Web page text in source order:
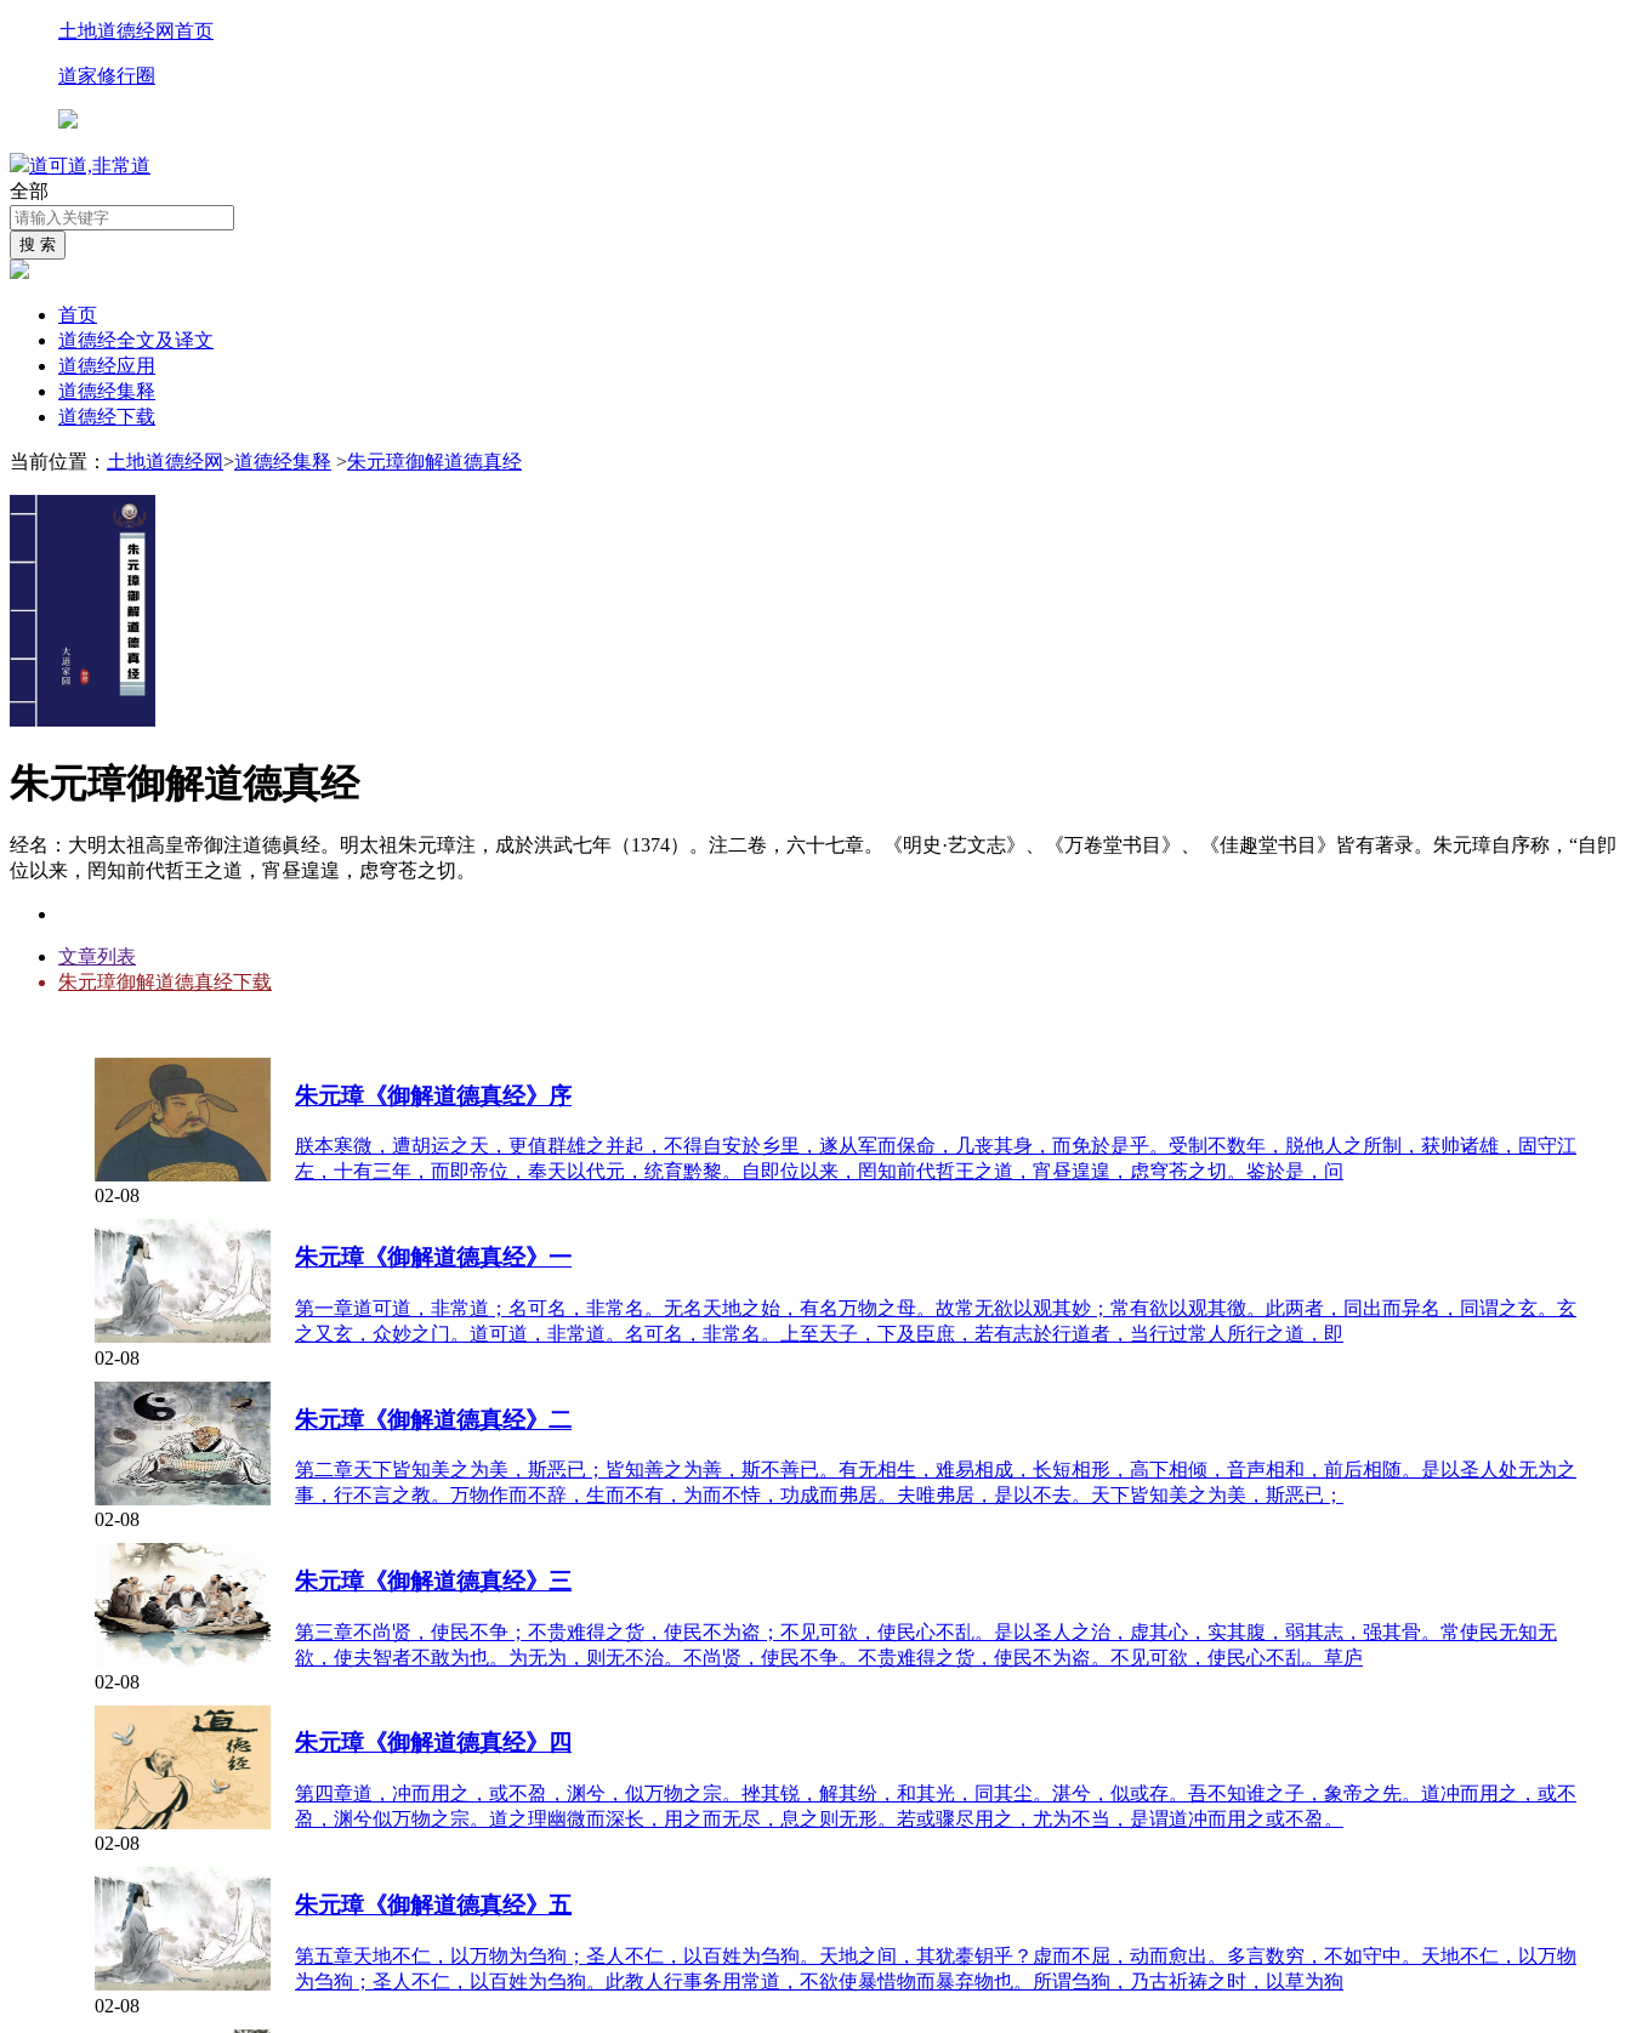
土地道德经网首页
道家修行圈
道可道,非常道
全部
首页
道德经全文及译文
道德经应用
道德经集释
道德经下载
当前位置： 土地道德经网>道德经集释 >朱元璋御解道德真经
朱元璋御解道德真经
经名：大明太祖高皇帝御注道德眞经。明太祖朱元璋注，成於洪武七年（1374）。注二卷，六十七章。《明史·艺文志》、《万卷堂书目》、《佳趣堂书目》皆有著录。朱元璋自序称，“自卽
位以来，罔知前代哲王之道，宵昼遑遑，虑穹苍之切。
文章列表
朱元璋御解道德真经下载
朱元璋《御解道德真经》序
朕本寒微，遭胡运之天，更值群雄之并起，不得自安於乡里，遂从军而保命，几丧其身，而免於是乎。受制不数年，脱他人之所制，获帅诸雄，固守江
左，十有三年，而即帝位，奉天以代元，统育黔黎。自即位以来，罔知前代哲王之道，宵昼遑遑，虑穹苍之切。鉴於是，问
02-08
朱元璋《御解道德真经》一
第一章道可道，非常道；名可名，非常名。无名天地之始，有名万物之母。故常无欲以观其妙；常有欲以观其徼。此两者，同出而异名，同谓之玄。玄
之又玄，众妙之门。道可道，非常道。名可名，非常名。上至天子，下及臣庶，若有志於行道者，当行过常人所行之道，即
02-08
朱元璋《御解道德真经》二
第二章天下皆知美之为美，斯恶已；皆知善之为善，斯不善已。有无相生，难易相成，长短相形，高下相倾，音声相和，前后相随。是以圣人处无为之
事，行不言之教。万物作而不辞，生而不有，为而不恃，功成而弗居。夫唯弗居，是以不去。天下皆知美之为美，斯恶已；
02-08
朱元璋《御解道德真经》三
第三章不尚贤，使民不争；不贵难得之货，使民不为盗；不见可欲，使民心不乱。是以圣人之治，虚其心，实其腹，弱其志，强其骨。常使民无知无
欲，使夫智者不敢为也。为无为，则无不治。不尚贤，使民不争。不贵难得之货，使民不为盗。不见可欲，使民心不乱。草庐
02-08
朱元璋《御解道德真经》四
第四章道，冲而用之，或不盈，渊兮，似万物之宗。挫其锐，解其纷，和其光，同其尘。湛兮，似或存。吾不知谁之子，象帝之先。道冲而用之，或不
盈，渊兮似万物之宗。道之理幽微而深长，用之而无尽，息之则无形。若或骤尽用之，尤为不当，是谓道冲而用之或不盈。
02-08
朱元璋《御解道德真经》五
第五章天地不仁，以万物为刍狗；圣人不仁，以百姓为刍狗。天地之间，其犹橐钥乎？虚而不屈，动而愈出。多言数穷，不如守中。天地不仁，以万物
为刍狗；圣人不仁，以百姓为刍狗。此教人行事务用常道，不欲使暴惜物而暴弃物也。所谓刍狗，乃古祈祷之时，以草为狗
02-08